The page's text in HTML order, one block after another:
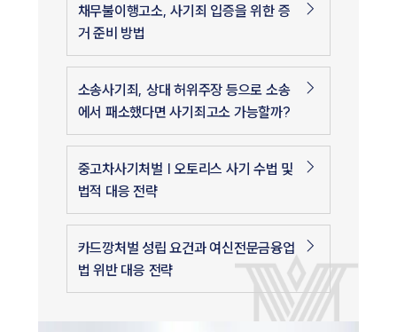
채무불이행고소, 사기죄 입증을 위한 증
거 준비 방법
소송사기죄, 상대 허위주장 등으로 소송
에서 패소했다면 사기죄고소 가능할까?
중고차사기처벌 | 오토리스 사기 수법 및
법적 대응 전략
카드깡처벌 성립 요건과 여신전문금융업
법 위반 대응 전략